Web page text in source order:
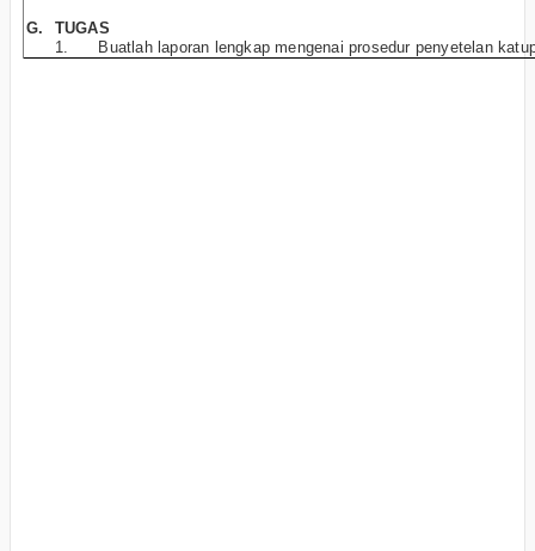
G.
TUGAS
1.
Buatlah laporan lengkap mengenai prosedur penyetelan